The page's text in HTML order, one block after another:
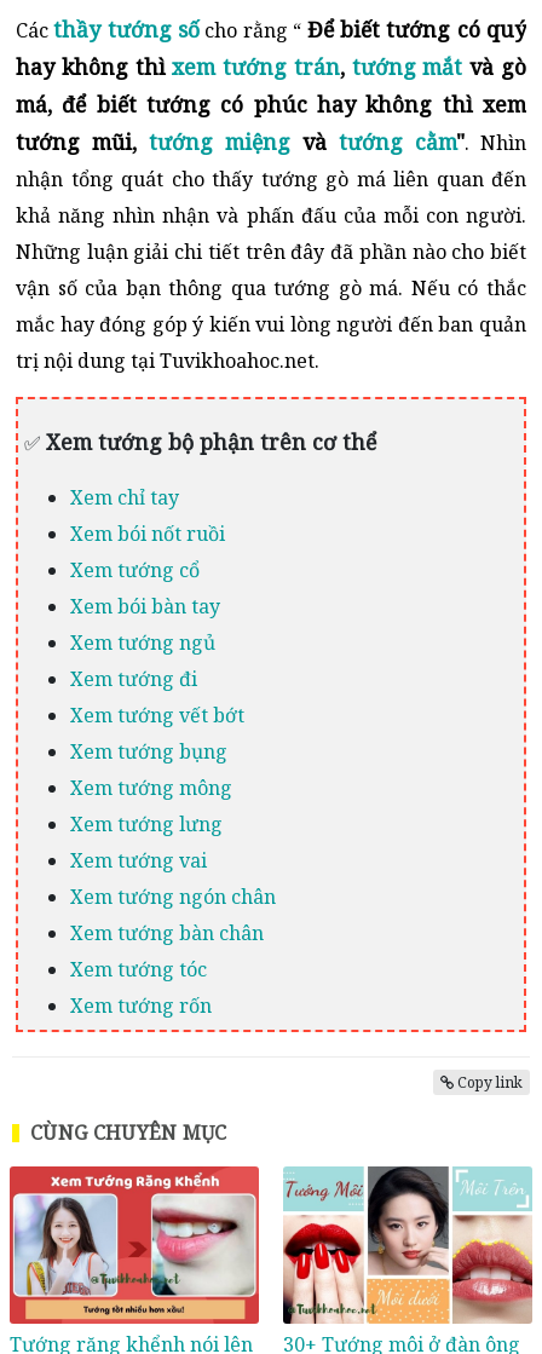
Cácthầy tướng sốcho rằng “ Để biết tướng có quý
hay không thìxem tướng trán, tướng mắt và gò
má, để biết tướng có phúc hay không thì xem
tướng mũi, tướng miệng và tướng cằm". Nhìn
nhận tổng quát cho thấy tướng gò má liên quan đến
khả năng nhìn nhận và phấn đấu của mỗi con người.
Những luận giải chi tiết trên đây đã phần nào cho biết
vận số của bạn thông qua tướng gò má. Nếu có thắc
mắc hay đóng góp ý kiến vui lòng người đến ban quản
trị nội dung tại Tuvikhoahoc.net.
✅ Xem tướng bộ phận trên cơ thể
Xem chỉ tay
Xem bói nốt ruồi
Xem tướng cổ
Xem bói bàn tay
Xem tướng ngủ
Xem tướng đi
Xem tướng vết bớt
Xem tướng bụng
Xem tướng mông
Xem tướng lưng
Xem tướng vai
Xem tướng ngón chân
Xem tướng bàn chân
Xem tướng tóc
Xem tướng rốn
Copy link
CÙNG CHUYÊN MỤC
Tướng răng khểnh nói lên
30+ Tướng môi ở đàn ông